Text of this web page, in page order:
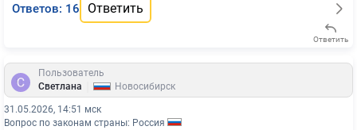
Ответов: 16 Ответить
Ответить
Пользователь
Светлана
Новосибирск
31.05.2026, 14:51 мск
Вопрос по законам страны: Россия